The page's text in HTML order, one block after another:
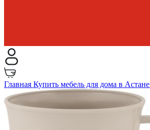
Главная Купить мебель для дома в Астане